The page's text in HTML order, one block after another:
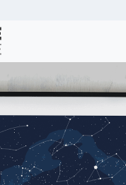
Kreative-